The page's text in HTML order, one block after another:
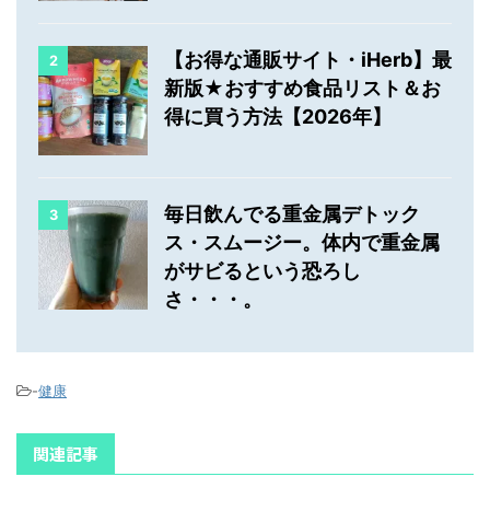
2
【お得な通販サイト・iHerb】最
新版★おすすめ食品リスト＆お
得に買う方法【2026年】
3
毎日飲んでる重金属デトック
ス・スムージー。体内で重金属
がサビるという恐ろし
さ・・・。
-健康
関連記事